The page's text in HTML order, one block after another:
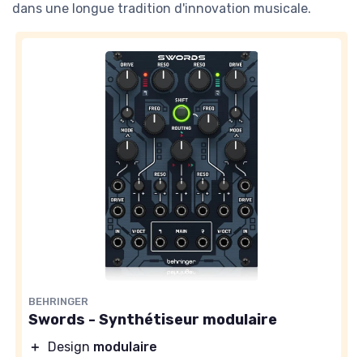
dans une longue tradition d'innovation musicale.
BEHRINGER
Swords - Synthétiseur modulaire
＋ Design modulaire